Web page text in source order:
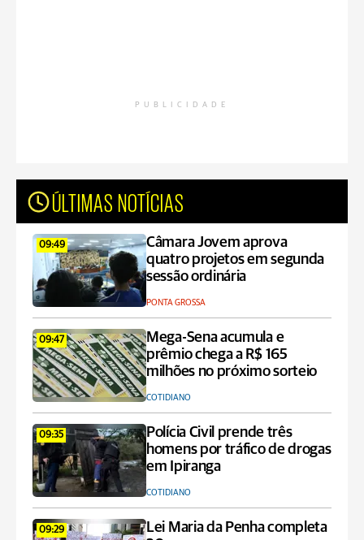
PUBLICIDADE
ÚLTIMAS NOTÍCIAS
09:49
Câmara Jovem aprova
quatro projetos em segunda
sessão ordinária
PONTA GROSSA
09:47
Mega-Sena acumula e
prêmio chega a R$ 165
milhões no próximo sorteio
COTIDIANO
09:35
Polícia Civil prende três
homens por tráfico de drogas
em Ipiranga
COTIDIANO
09:29
Lei Maria da Penha completa